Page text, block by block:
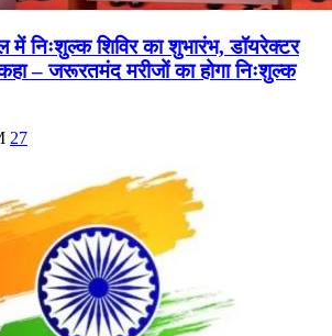
में निःशुल्क शिविर का शुभारंभ, डॉयरेक्टर
– जरूरतमंद मरीजों का होगा निःशुल्क
27